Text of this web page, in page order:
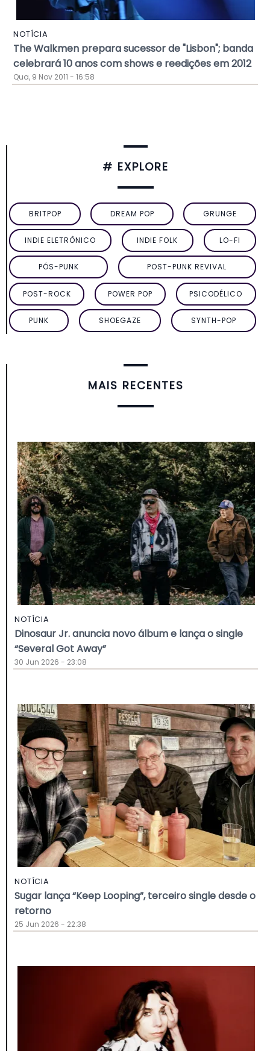
NOTÍCIA
The Walkmen prepara sucessor de "Lisbon"; banda
celebrará 10 anos com shows e reedições em 2012
Qua, 9 Nov 2011 - 16:58
# EXPLORE
BRITPOP DREAM POP GRUNGE
INDIE ELETRÔNICO INDIE FOLK LO-FI
PÓS-PUNK POST-PUNK REVIVAL
POST-ROCK POWER POP PSICODÉLICO
PUNK SHOEGAZE SYNTH-POP
MAIS RECENTES
NOTÍCIA
Dinosaur Jr. anuncia novo álbum e lança o single
“Several Got Away”
30 Jun 2026 - 23:08
NOTÍCIA
Sugar lança “Keep Looping”, terceiro single desde o
retorno
25 Jun 2026 - 22:38